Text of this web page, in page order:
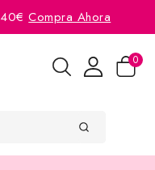
40€Compra Ahora
0